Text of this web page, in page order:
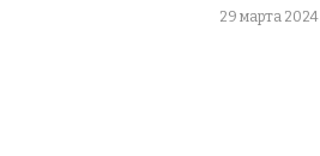
29 марта 2024